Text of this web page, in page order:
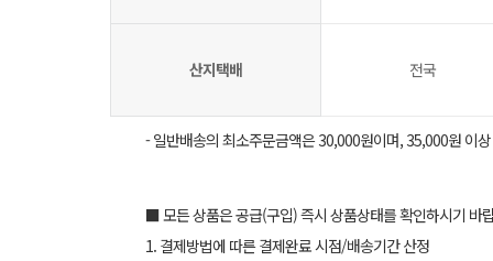
산지택배 전국
- 일반배송의 최소주문금액은 30,000원이며, 35,000원 이
■ 모든 상품은 공급(구입) 즉시 상품상태를 확인하시기 바
1. 결제방법에 따른 결제완료 시점/배송기간 산정